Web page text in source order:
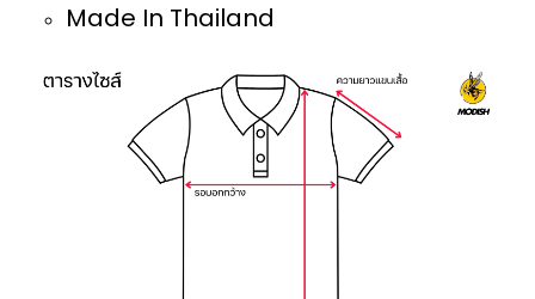
Made In Thailand